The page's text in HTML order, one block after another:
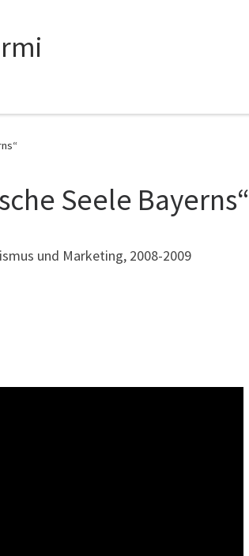
Seele Bayerns“
und Marketing, 2008-2009